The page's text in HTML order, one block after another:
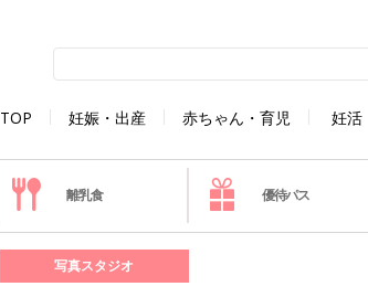
TOP 妊娠・出産 赤ちゃん・育児 妊活
離乳食 優待パス
写真スタジオ